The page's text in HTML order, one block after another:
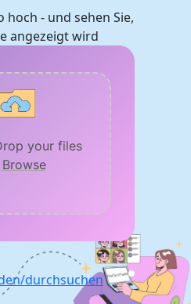
hoch - und sehen Sie,
angezeigt wird
your files
Browse
durchsuchen